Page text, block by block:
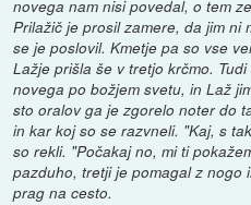
novega nam nisi povedal, o tem
Prilažič je prosil zamere, da jim ni
se je poslovil. Kmetje pa so vse
Lažje prišla še v tretjo krčmo.
novega po božjem svetu, in Laž
sto oralov ga je zgorelo noter do
in kar koj so se razvneli. "Kaj, s
so rekli. "Počakaj no, mi ti
pazduho, tretji je pomagal z nogo
prag na cesto.